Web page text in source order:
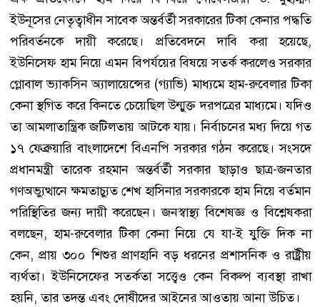
ইউনূসের নেতৃত্বাধীন সাবেক অন্তর্বর্তী সরকারের টিকা কেনার পদ্ধতি
পরিবর্তনকে দায়ী করেছে। প্রতিবেদনে দাবি করা হয়েছে,
ইউনিসেফ হাম নিয়ে এমন বিপর্যয়ের বিষয়ে সতর্ক করলেও সরকার
গ্লোবাল ভ্যাকসিন অ্যালায়েন্সের (গ্যাভি) মাধ্যমে হাম-রুবেলার টিকা
কেনা স্থগিত করে কিনতে চেয়েছিল উন্মুক্ত দরপত্রের মাধ্যমে। যদিও
তা আমলাতান্ত্রিক জটিলতায় আটকে যায়। নির্বাচনের মধ্য দিয়ে গত
১৭ ফেব্রুয়ারি বাংলাদেশে বিএনপি সরকার গঠন করেছে। সংসদে
প্রধানমন্ত্রী তারেক রহমান অন্তর্বর্তী সরকার ছাড়াও ছাত্র-জনতার
গণঅভ্যুত্থানে ক্ষমতাচ্যুত শেখ হাসিনার সরকারকে হাম নিয়ে বর্তমান
পরিস্থিতির জন্য দায়ী করেছেন। জনস্বাস্থ্য বিশেষজ্ঞ ও বিশ্লেষকরা
বলছেন, হাম-রুবেলার টিকা কেনা নিয়ে যে যা-ই যুক্তি দিক না
কেন, প্রায় ৩০০ শিশুর প্রাণহানি বড় ধরনের প্রশাসনিক ও রাষ্ট্রীয়
ব্যর্থতা। ইউনিসেফের সতর্কতা সত্ত্বেও কেন বিকল্প ব্যবস্থা রাখা
হয়নি, তার তদন্ত এবং দোষীদের আইনের আওতায় আনা উচিত।